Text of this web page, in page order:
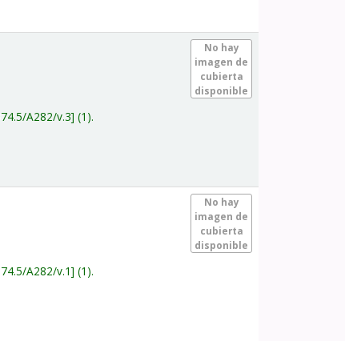
No hay
imagen de
cubierta
disponible
A282/v.3 (1).
No hay
imagen de
cubierta
disponible
A282/v.1 (1).